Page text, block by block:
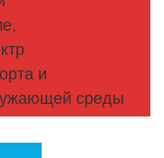
и
среды